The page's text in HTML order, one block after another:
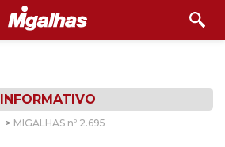
INFORMATIVO
> MIGALHAS nº 2.695